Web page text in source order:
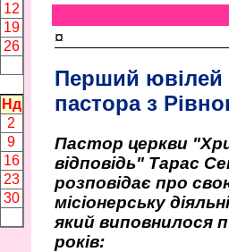
12
19
26
Нд
2
9
16
23
30
¤
Перший ювілей
пастора з
Пастор церкви
відповідь" Тарас
розповідає про
місіонерську
який виповнилося
років: